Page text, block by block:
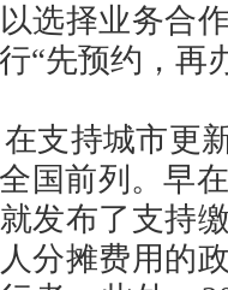
选择业务合
“先预约，再
在支持城市更
国前列。早
发布了支持
分摊费用的